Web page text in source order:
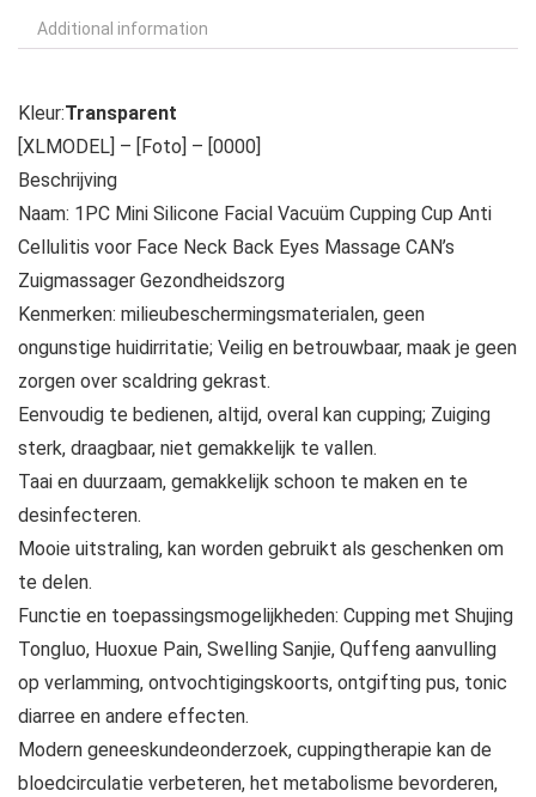
Additional information
Kleur:Transparent
[XLMODEL] – [Foto] – [0000]
Beschrijving
Naam: 1PC Mini Silicone Facial Vacuüm Cupping Cup Anti
Cellulitis voor Face Neck Back Eyes Massage CAN’s
Zuigmassager Gezondheidszorg
Kenmerken: milieubeschermingsmaterialen, geen
ongunstige huidirritatie; Veilig en betrouwbaar, maak je geen
zorgen over scaldring gekrast.
Eenvoudig te bedienen, altijd, overal kan cupping; Zuiging
sterk, draagbaar, niet gemakkelijk te vallen.
Taai en duurzaam, gemakkelijk schoon te maken en te
desinfecteren.
Mooie uitstraling, kan worden gebruikt als geschenken om
te delen.
Functie en toepassingsmogelijkheden: Cupping met Shujing
Tongluo, Huoxue Pain, Swelling Sanjie, Quffeng aanvulling
op verlamming, ontvochtigingskoorts, ontgifting pus, tonic
diarree en andere effecten.
Modern geneeskundeonderzoek, cuppingtherapie kan de
bloedcirculatie verbeteren, het metabolisme bevorderen,